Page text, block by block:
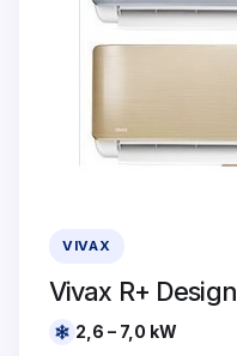
VIVAX
Vivax R+ Design
2,6 – 7,0 kW